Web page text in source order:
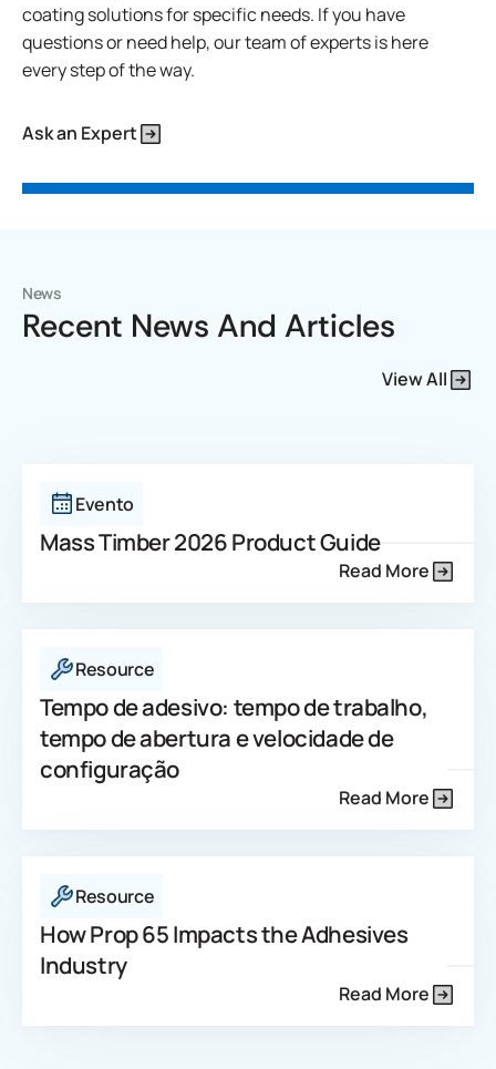
coating solutions for specific needs. If you have
questions or need help, our team of experts is here
every step of the way.
Ask an Expert
News
Recent News And Articles
View All
Evento
Mass Timber 2026 Product Guide
Read More
Resource
Tempo de adesivo: tempo de trabalho,
tempo de abertura e velocidade de
configuração
Read More
Resource
How Prop 65 Impacts the Adhesives
Industry
Read More